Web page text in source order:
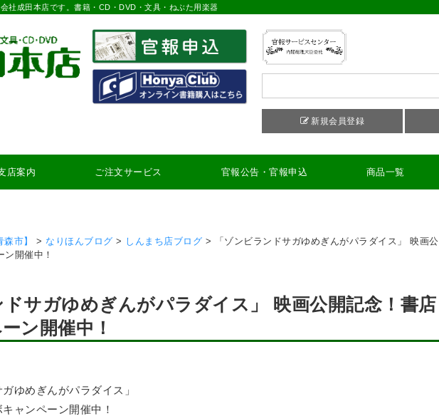
社成田本店です。書籍・CD・DVD・文具・ねぶた用楽器
新規会員登録
店案内 ご注文サービス 官報公告・官報申込 商品一覧
市】 > なりほんブログ > しんまち店ブログ >
「ゾンビランドサガゆめぎんがパラダイス」 映画公
開催中！
ドサガゆめぎんがパラダイス」 映画公開記念！書店
ン開催中！
ゆめぎんがパラダイス」
ャンペーン開催中！